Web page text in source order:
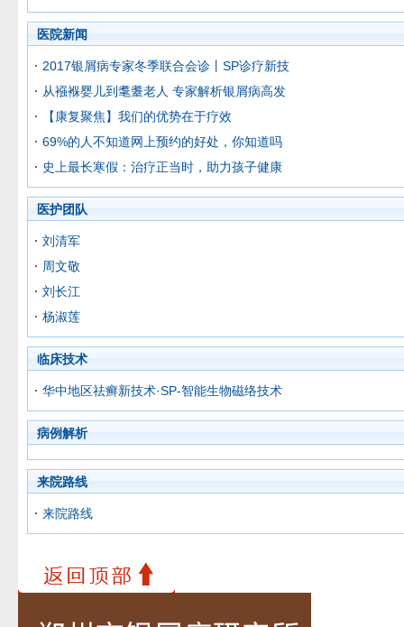
医院新闻
2017银屑病专家冬季联合会诊丨SP诊疗新技
从襁褓婴儿到耄耋老人 专家解析银屑病高发
【康复聚焦】我们的优势在于疗效
69%的人不知道网上预约的好处，你知道吗
史上最长寒假：治疗正当时，助力孩子健康
医护团队
刘清军
周文敬
刘长江
杨淑莲
临床技术
华中地区祛癣新技术·SP-智能生物磁络技术
病例解析
来院路线
来院路线